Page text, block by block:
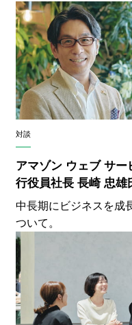
対談
アマゾン ウェブ サ
行役員社長 長崎 忠雄
中長期にビジネスを成
ついて。